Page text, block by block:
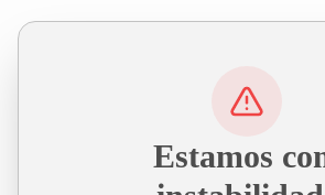
Estamos